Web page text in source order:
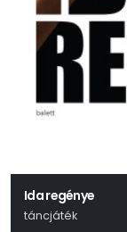
Ida regénye
táncjáték